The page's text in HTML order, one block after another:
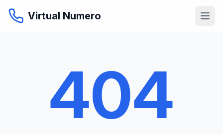
Virtual Numero
404